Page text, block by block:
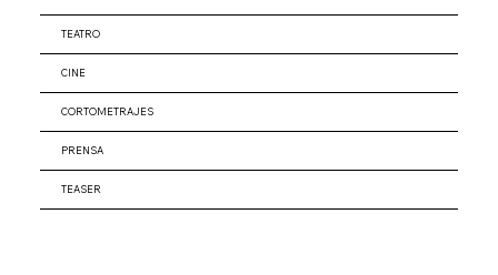
TEATRO
CINE
CORTOMETRAJES
PRENSA
TEASER